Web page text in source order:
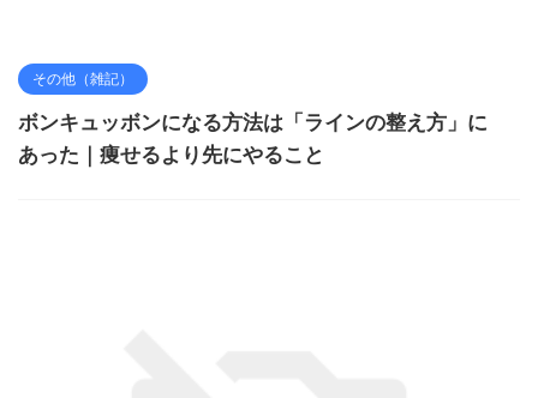
その他（雑記）
ボンキュッボンになる方法は「ラインの整え方」に
あった｜痩せるより先にやること